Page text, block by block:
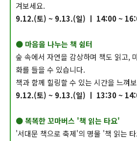
겨보세요.
9.12.(토) ~ 9.13.(일) ㅣ 14:00 ~
● 마음을 나누는 책 쉼터
숲 속에서 자연을 감상하며 책도 읽고,
화를 들을 수 있습니다.
책과 함께 힐링할 수 있는 시간을 느껴
9.12.(토) ~ 9.13.(일) ㅣ 13:30 ~
● 똑똑한 꼬마버스 '책 읽는 타요'
'서대문 책으로 축제'의 명물 '책 읽는